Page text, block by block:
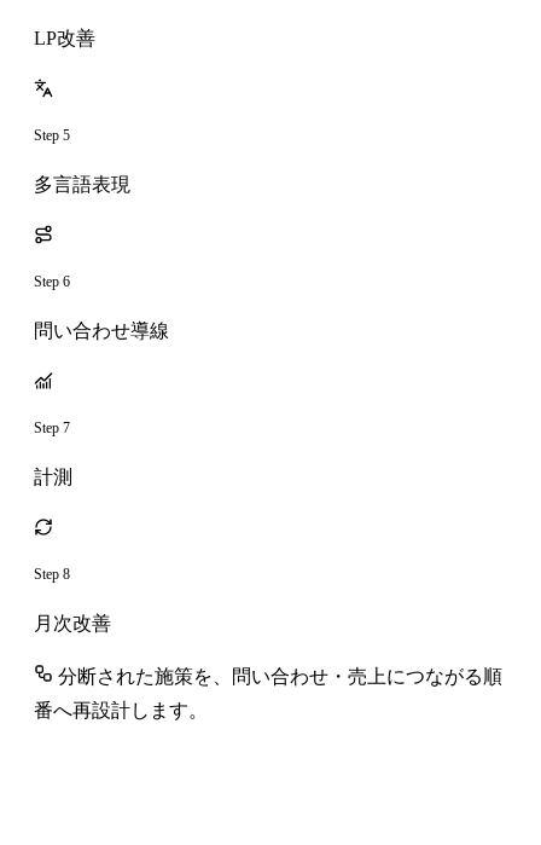
LP改善
Step 5
多言語表現
Step 6
問い合わせ導線
Step 7
計測
Step 8
月次改善
分断された施策を、問い合わせ・売上につながる順
番へ再設計します。